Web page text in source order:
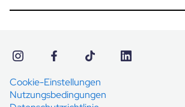
Cookie-Einstellungen
Nutzungsbedingungen